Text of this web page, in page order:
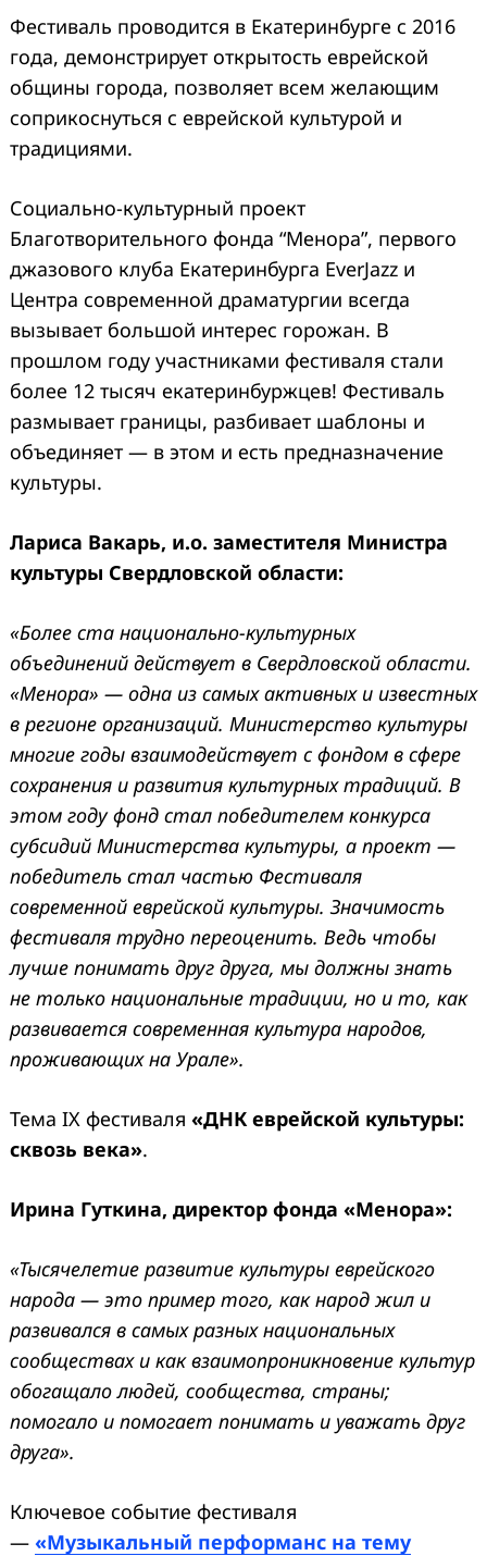
Фестиваль проводится в Екатеринбурге с 2016
года, демонстрирует открытость еврейской
общины города, позволяет всем желающим
соприкоснуться с еврейской культурой и
традициями.
Социально-культурный проект
Благотворительного фонда “Менора”, первого
джазового клуба Екатеринбурга EverJazz и
Центра современной драматургии всегда
вызывает большой интерес горожан. В
прошлом году участниками фестиваля стали
более 12 тысяч екатеринбуржцев! Фестиваль
размывает границы, разбивает шаблоны и
объединяет — в этом и есть предназначение
культуры.
Лариса Вакарь, и.о. заместителя Министра
культуры Свердловской области:
«Более ста национально-культурных
объединений действует в Свердловской области.
«Менора» — одна из самых активных и известных
в регионе организаций. Министерство культуры
многие годы взаимодействует с фондом в сфере
сохранения и развития культурных традиций. В
этом году фонд стал победителем конкурса
субсидий Министерства культуры, а проект —
победитель стал частью Фестиваля
современной еврейской культуры. Значимость
фестиваля трудно переоценить. Ведь чтобы
лучше понимать друг друга, мы должны знать
не только национальные традиции, но и то, как
развивается современная культура народов,
проживающих на Урале».
Тема IX фестиваля «ДНК еврейской культуры:
сквозь века».
Ирина Гуткина, директор фонда «Менора»:
«Тысячелетие развитие культуры еврейского
народа — это пример того, как народ жил и
развивался в самых разных национальных
сообществах и как взаимопроникновение культур
обогащало людей, сообщества, страны;
помогало и помогает понимать и уважать друг
друга».
Ключевое событие фестиваля
— «Музыкальный перформанс на тему